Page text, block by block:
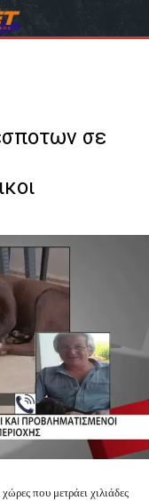
σε
που μετράει χιλιάδες